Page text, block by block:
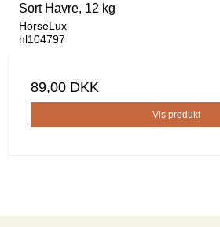
Sort Havre, 12 kg
HorseLux
hl104797
89,00 DKK
Vis produkt